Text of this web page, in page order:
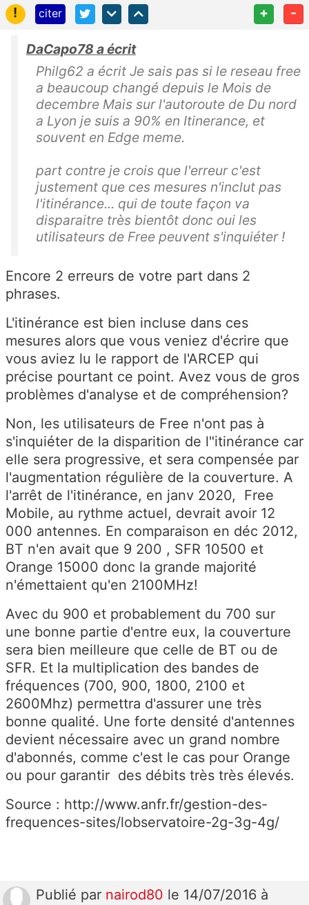
!
citer + -
DaCapo78 a écrit
Philg62 a écrit Je sais pas si le reseau free
a beaucoup changé depuis le Mois de
decembre Mais sur l'autoroute de Du nord
a Lyon je suis a 90% en Itinerance, et
souvent en Edge meme.
part contre je crois que l'erreur c'est
justement que ces mesures n'inclut pas
l'itinérance... qui de toute façon va
disparaitre très bientôt donc oui les
utilisateurs de Free peuvent s'inquiéter !
Encore 2 erreurs de votre part dans 2
phrases.
L'itinérance est bien incluse dans ces
mesures alors que vous veniez d'écrire que
vous aviez lu le rapport de l'ARCEP qui
précise pourtant ce point. Avez vous de gros
problèmes d'analyse et de compréhension?
Non, les utilisateurs de Free n'ont pas à
s'inquiéter de la disparition de l"itinérance car
elle sera progressive, et sera compensée par
l'augmentation régulière de la couverture. A
l'arrêt de l'itinérance, en janv 2020, Free
Mobile, au rythme actuel, devrait avoir 12
000 antennes. En comparaison en déc 2012,
BT n'en avait que 9 200 , SFR 10500 et
Orange 15000 donc la grande majorité
n'émettaient qu'en 2100MHz!
Avec du 900 et probablement du 700 sur
une bonne partie d'entre eux, la couverture
sera bien meilleure que celle de BT ou de
SFR. Et la multiplication des bandes de
fréquences (700, 900, 1800, 2100 et
2600Mhz) permettra d'assurer une très
bonne qualité. Une forte densité d'antennes
devient nécessaire avec un grand nombre
d'abonnés, comme c'est le cas pour Orange
ou pour garantir des débits très très élevés.
Source : http://www.anfr.fr/gestion-des-
frequences-sites/lobservatoire-2g-3g-4g/
Publié par nairod80 le 14/07/2016 à